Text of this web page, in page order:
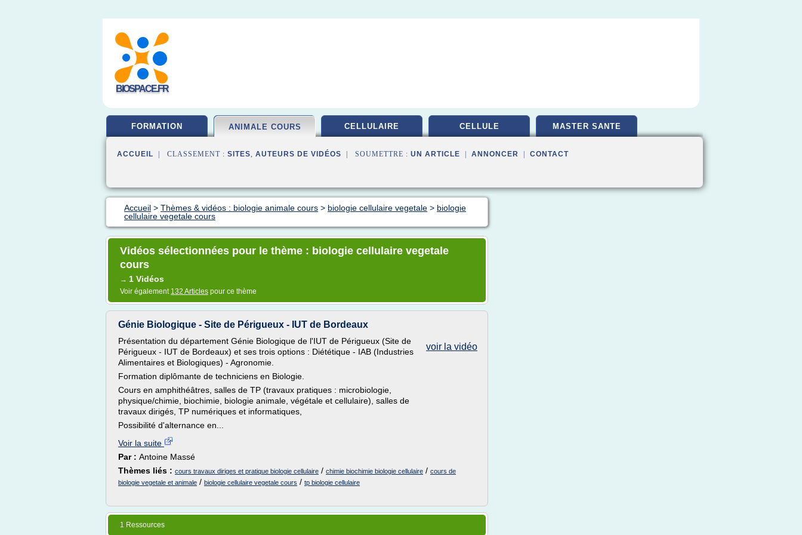
BIOSPACE.FR
FORMATION ANIMALE COURS CELLULAIRE CELLULE MASTER SANTE
ACCUEIL | CLASSEMENT : SITES, AUTEURS DE VIDÉOS | SOUMETTRE : UN ARTICLE ANNONCER CONTACT
Accueil > Thèmes & vidéos : biologie animale cours > biologie cellulaire vegetale > biologie
cellulaire vegetale cours
Vidéos sélectionnées pour le thème : biologie cellulaire vegetale
cours
→ 1 Vidéos
Voir également 132 Articles pour ce thème
Génie Biologique - Site de Périgueux - IUT de Bordeaux
voir la vidéo
Présentation du département Génie Biologique de l'IUT de Périgueux (Site de
Périgueux - IUT de Bordeaux) et ses trois options : Diététique - IAB (Industries
Alimentaires et Biologiques) - Agronomie.
Formation diplômante de techniciens en Biologie.
Cours en amphithéâtres, salles de TP (travaux pratiques : microbiologie,
physique/chimie, biochimie, biologie animale, végétale et cellulaire), salles de
travaux dirigés, TP numériques et informatiques,
Possibilité d'alternance en...
Voir la suite
Par : Antoine Massé
Thèmes liés : cours travaux diriges et pratique biologie cellulaire / chimie biochimie biologie cellulaire / cours de
biologie vegetale et animale / biologie cellulaire vegetale cours / tp biologie cellulaire
1 Ressources